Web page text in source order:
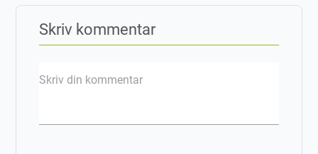
Skriv kommentar
Skriv din kommentar